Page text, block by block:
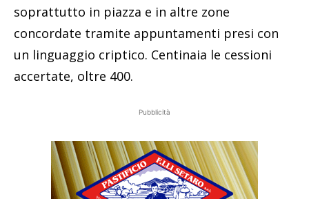
soprattutto in piazza e in altre zone
concordate tramite appuntamenti presi con
un linguaggio criptico. Centinaia le cessioni
accertate, oltre 400.
Pubblicità